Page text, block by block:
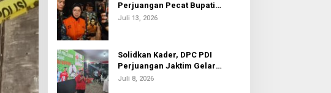
Perjuangan Pecat Bupati
Sukoharjo Etik Suryani
Juli 13, 2026
Solidkan Kader, DPC PDI
Perjuangan Jaktim Gelar
Nobar Piala Dunia 2026
Juli 8, 2026